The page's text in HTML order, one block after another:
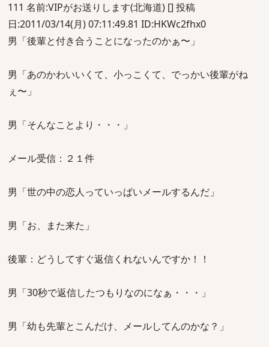
111 名前:VIPがお送りします(北海道) [] 投稿
日:2011/03/14(月) 07:11:49.81 ID:HKWc2fhx0
男「後輩と付き合うことになったのかぁ〜」
男「あのかわいいくて、小っこくて、でっかい後輩がね
ぇ〜」
男「そんなことより・・・」
メール受信：２１件
男「世の中の恋人っていっぱいメールするんだ」
男「お、また来た」
後輩：どうしてすぐ返信くれないんですか！！
男「30秒で返信したつもりなのになぁ・・・」
男「幼も先輩とこんだけ、メールしてんのかな？」